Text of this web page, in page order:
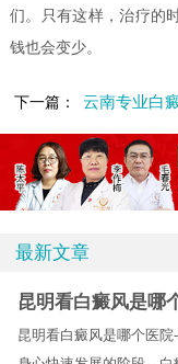
们。只有这样，治疗的
钱也会变少。
下一篇： 云南专业白
最新文章
昆明看白癜风是哪
昆明看白癜风是哪个医